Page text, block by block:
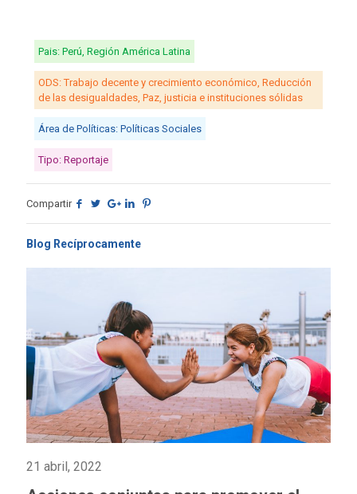
Pais: Perú, Región América Latina
ODS: Trabajo decente y crecimiento económico, Reducción
de las desigualdades, Paz, justicia e instituciones sólidas
Área de Políticas: Políticas Sociales
Tipo: Reportaje
Compartir
Blog Recíprocamente
21 abril, 2022